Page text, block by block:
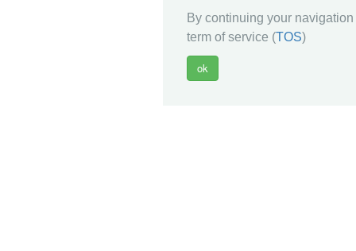
By continuing your
term of service (TOS)